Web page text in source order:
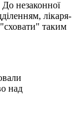
незаконної
лікаря-
таким
над